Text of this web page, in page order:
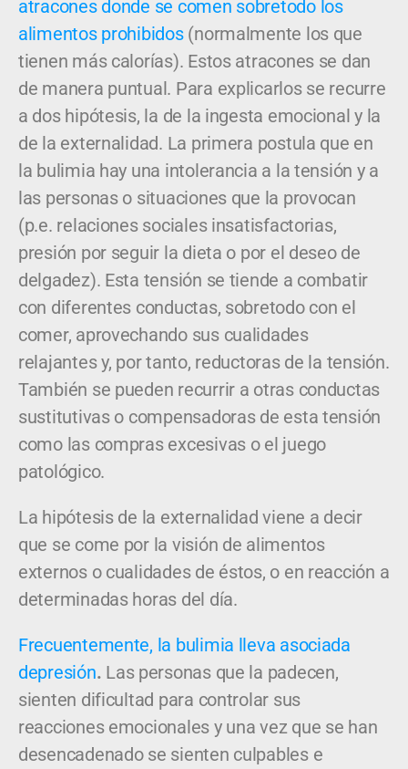
atracones donde se comen sobretodo los
alimentos prohibidos (normalmente los que
tienen más calorías). Estos atracones se dan
de manera puntual. Para explicarlos se recurre
a dos hipótesis, la de la ingesta emocional y la
de la externalidad. La primera postula que en
la bulimia hay una intolerancia a la tensión y a
las personas o situaciones que la provocan
(p.e. relaciones sociales insatisfactorias,
presión por seguir la dieta o por el deseo de
delgadez). Esta tensión se tiende a combatir
con diferentes conductas, sobretodo con el
comer, aprovechando sus cualidades
relajantes y, por tanto, reductoras de la tensión.
También se pueden recurrir a otras conductas
sustitutivas o compensadoras de esta tensión
como las compras excesivas o el juego
patológico.
La hipótesis de la externalidad viene a decir
que se come por la visión de alimentos
externos o cualidades de éstos, o en reacción a
determinadas horas del día.
Frecuentemente, la bulimia lleva asociada
depresión. Las personas que la padecen,
sienten dificultad para controlar sus
reacciones emocionales y una vez que se han
desencadenado se sienten culpables e